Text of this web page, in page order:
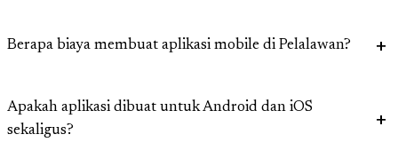
Berapa biaya membuat aplikasi mobile di Pelalawan?
Apakah aplikasi dibuat untuk Android dan iOS
sekaligus?